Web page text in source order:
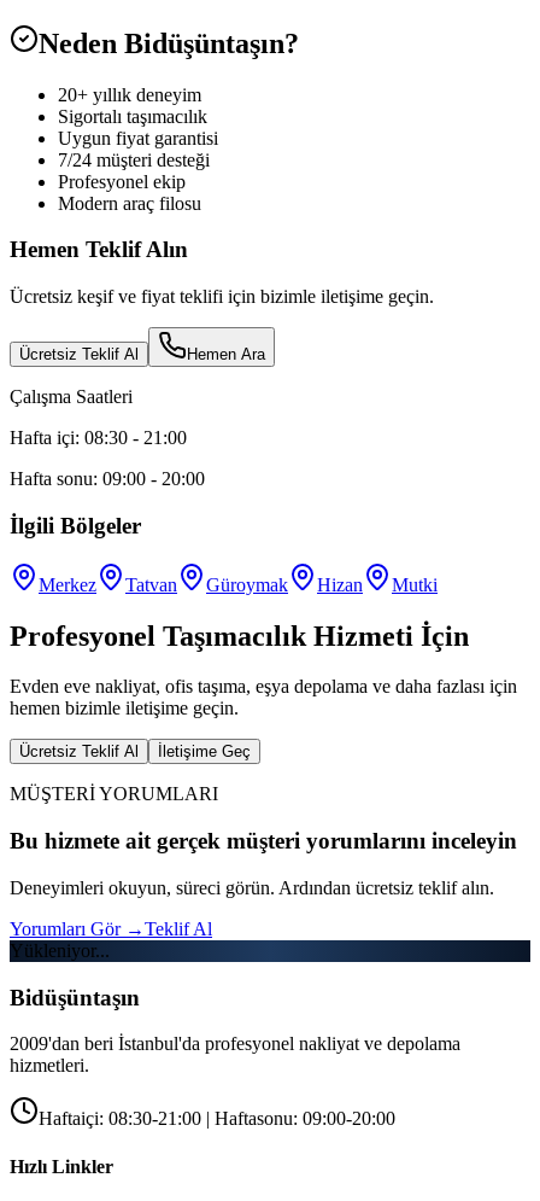
Neden Bidüşüntaşın?
20+ yıllık deneyim
Sigortalı taşımacılık
Uygun fiyat garantisi
7/24 müşteri desteği
Profesyonel ekip
Modern araç filosu
Hemen Teklif Alın
Ücretsiz keşif ve fiyat teklifi için bizimle iletişime geçin.
Ücretsiz Teklif Al Hemen Ara
Çalışma Saatleri
Hafta içi: 08:30 - 21:00
Hafta sonu: 09:00 - 20:00
İlgili Bölgeler
Merkez Tatvan Güroymak Hizan Mutki
Profesyonel Taşımacılık Hizmeti İçin
Evden eve nakliyat, ofis taşıma, eşya depolama ve daha fazlası için
hemen bizimle iletişime geçin.
Ücretsiz Teklif Al İletişime Geç
MÜŞTERİ YORUMLARI
Bu hizmete ait gerçek müşteri yorumlarını inceleyin
Deneyimleri okuyun, süreci görün. Ardından ücretsiz teklif alın.
Yorumları Gör →Teklif Al
Yükleniyor...
Bidüşüntaşın
2009'dan beri İstanbul'da profesyonel nakliyat ve depolama
hizmetleri.
Haftaiçi: 08:30-21:00 | Haftasonu: 09:00-20:00
Hızlı Linkler